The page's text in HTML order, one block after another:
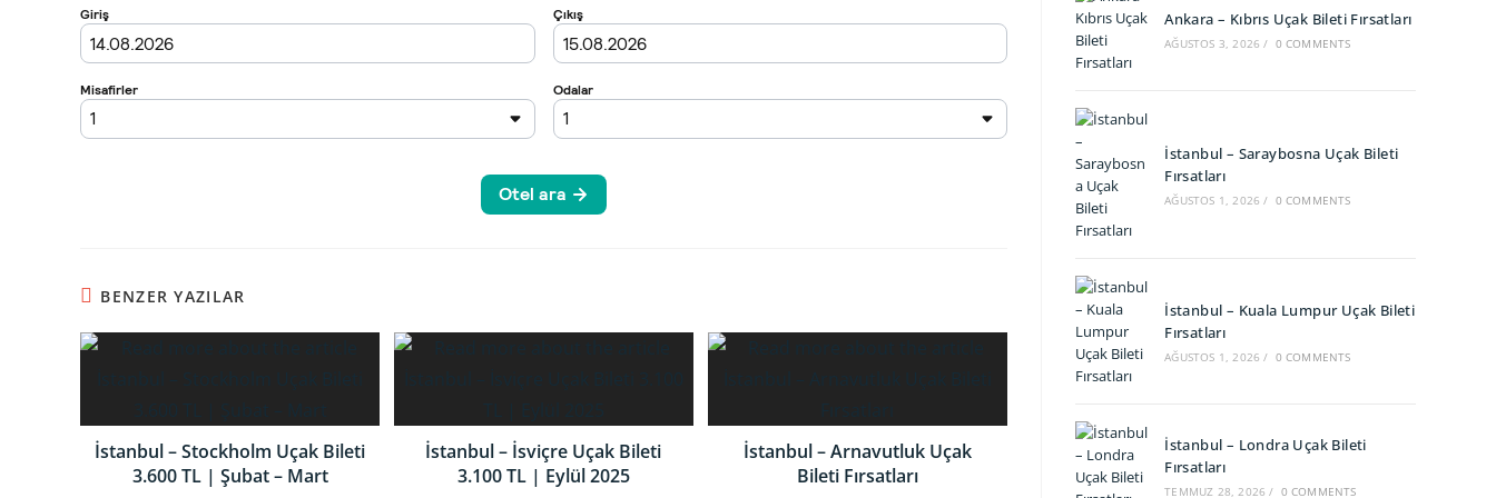
BENZER YAZILAR
İstanbul – Stockholm Uçak Bileti
3.600 TL | Şubat – Mart
İstanbul – İsviçre Uçak Bileti
3.100 TL | Eylül 2025
İstanbul – Arnavutluk Uçak
Bileti Fırsatları
Ankara – Kıbrıs Uçak Bileti Fırsatları
AĞUSTOS 3, 2026 / 0 COMMENTS
İstanbul – Saraybosna Uçak Bileti
Fırsatları
AĞUSTOS 1, 2026 / 0 COMMENTS
İstanbul – Kuala Lumpur Uçak Bileti
Fırsatları
AĞUSTOS 1, 2026 / 0 COMMENTS
İstanbul – Londra Uçak Bileti
Fırsatları
TEMMUZ 28, 2026 / 0 COMMENTS